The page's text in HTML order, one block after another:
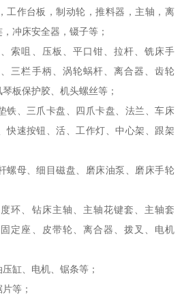
工作台板，制动轮，推料器，主轴，离
冲床安全器，镊子等；
索咀、压板、平口钳、拉杆、铣床手
三栏手柄、涡轮蜗杆、离合器、齿轮
板保护胶、机头螺丝等；
铁、三爪卡盘、四爪卡盘、法兰、车床
快速按钮、活、工作灯、中心架、跟架
螺母、细目磁盘、磨床油泵、磨床手轮
环、钻床主轴、主轴花键套、主轴套
定座、皮带轮、离合器、拨叉、电机
缸、电机、锯条等；
等；